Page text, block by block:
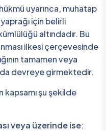
hükmü uyarınca, muhatap
yaprağı için belirli
altındadır. Bu
ilkesi çerçevesinde
tamamen veya
devreye girmektedir.
şu şekilde
veya üzerinde ise: